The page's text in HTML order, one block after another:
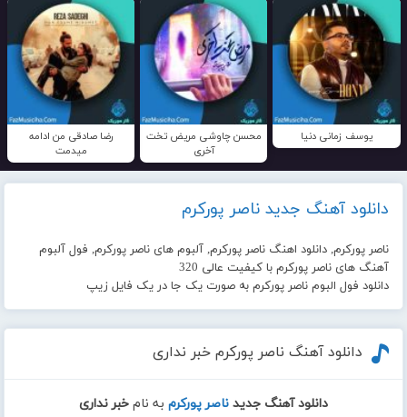
یوسف زمانی دنیا
محسن چاوشی مریض تخت
آخری
رضا صادقی من ادامه
میدمت
دانلود آهنگ جدید ناصر پورکرم
ناصر پورکرم, دانلود اهنگ ناصر پورکرم, آلبوم های ناصر پورکرم, فول آلبوم
آهنگ های ناصر پورکرم با کیفیت عالی 320
دانلود فول البوم ناصر پورکرم به صورت یک جا در یک فایل زیپ
دانلود آهنگ ناصر پورکرم خبر نداری
دانلود آهنگ جدید ناصر پورکرم به نام خبر نداری